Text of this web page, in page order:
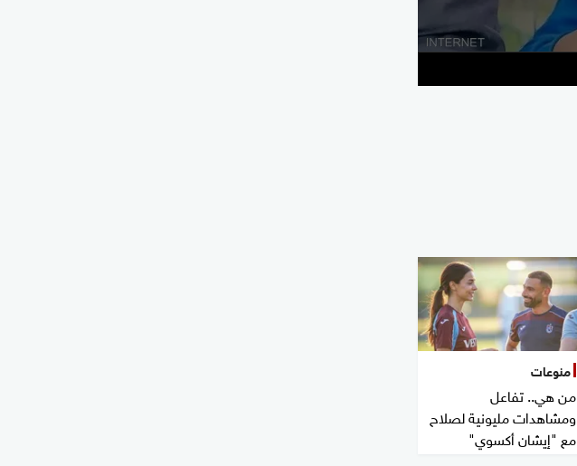
منوعات
من هي.. تفاعل
ومشاهدات مليونية لصلاح
مع "إيشان أكسوي"